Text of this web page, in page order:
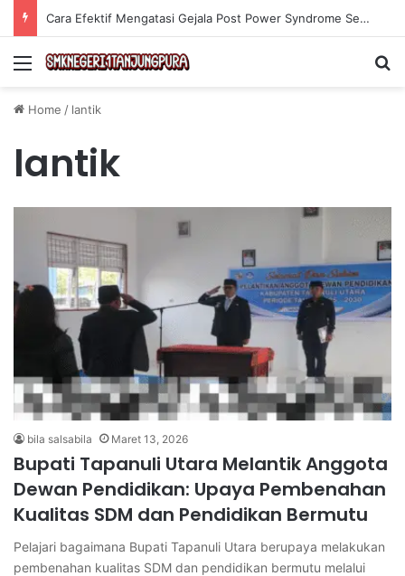
Cara Efektif Mengatasi Gejala Post Power Syndrome Setelah Pensiun Kerja
Menu
Home / lantik
lantik
bila salsabila Maret 13, 2026
Bupati Tapanuli Utara Melantik Anggota
Dewan Pendidikan: Upaya Pembenahan
Kualitas SDM dan Pendidikan Bermutu
Pelajari bagaimana Bupati Tapanuli Utara berupaya melakukan
pembenahan kualitas SDM dan pendidikan bermutu melalui